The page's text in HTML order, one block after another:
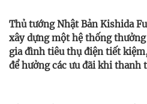
Thủ tướng Nhật Bản Kishida
xây dựng một hệ thống
gia đình tiêu thụ điện tiết
để hưởng các ưu đãi khi thanh